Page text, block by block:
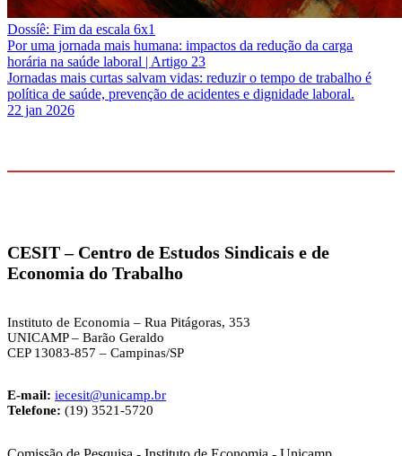
Dossíê: Fim da escala 6x1
Por uma jornada mais humana: impactos da redução da carga
horária na saúde laboral | Artigo 23
Jornadas mais curtas salvam vidas: reduzir o tempo de trabalho é
política de saúde, prevenção de acidentes e dignidade laboral.
22 jan 2026
CESIT – Centro de Estudos Sindicais e de
Economia do Trabalho
Instituto de Economia – Rua Pitágoras, 353
UNICAMP – Barão Geraldo
CEP 13083-857 – Campinas/SP
E-mail: iecesit@unicamp.br
Telefone: (19) 3521-5720